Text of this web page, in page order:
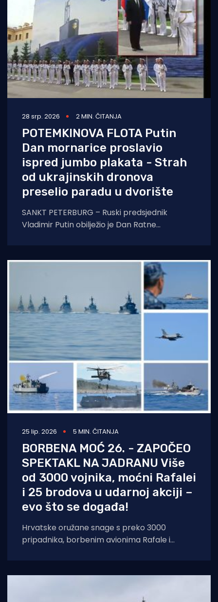
28 srp. 2026 2 MIN. ČITANJA
POTEMKINOVA FLOTA Putin
Dan mornarice proslavio
ispred jumbo plakata - Strah
od ukrajinskih dronova
preselio paradu u dvorište
SANKT PETERBURG – Ruski predsjednik
Vladimir Putin obilježio je Dan Ratne
godina.
25 lip. 2026 5 MIN. ČITANJA
BORBENA MOĆ 26. - ZAPOČEO
SPEKTAKL NA JADRANU Više
od 3000 vojnika, moćni Rafalei
i 25 brodova u udarnoj akciji –
evo što se događa!
Hrvatske oružane snage s preko 3000
pripadnika, borbenim avionima Rafale i